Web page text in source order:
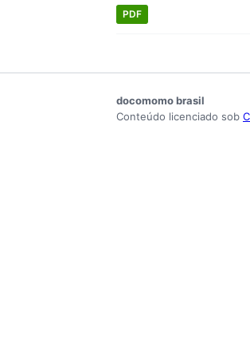
PDF
docomomo brasil
Conteúdo licenciado sob